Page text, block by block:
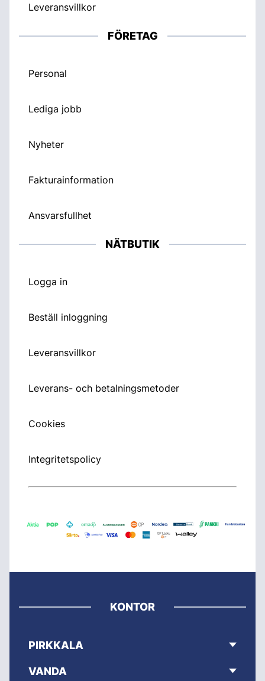
Leveransvillkor
FÖRETAG
Personal
Lediga jobb
Nyheter
Fakturainformation
Ansvarsfullhet
NÄTBUTIK
Logga in
Beställ inloggning
Leveransvillkor
Leverans- och betalningsmetoder
Cookies
Integritetspolicy
KONTOR
PIRKKALA
VANDA